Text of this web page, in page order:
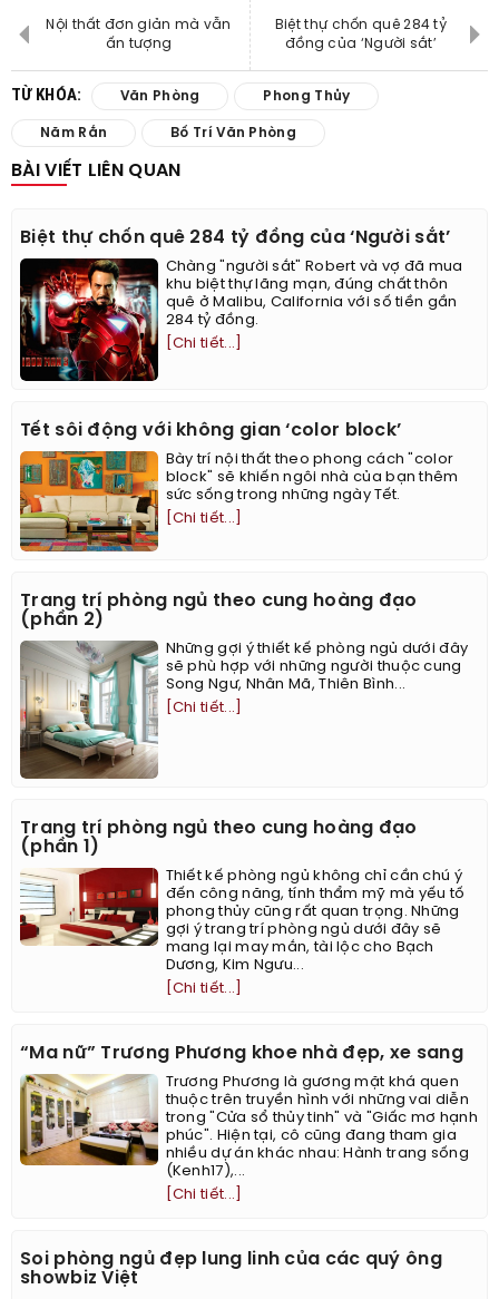
Nội thất đơn giản mà vẫn
ấn tượng
Biệt thự chốn quê 284 tỷ
đồng của ‘Người sắt’
TỪ KHÓA: Văn Phòng Phong Thủy
Năm Rắn Bố Trí Văn Phòng
BÀI VIẾT LIÊN QUAN
Biệt thự chốn quê 284 tỷ đồng của ‘Người sắt’
Chàng "người sắt" Robert và vợ đã mua
khu biệt thự lãng mạn, đúng chất thôn
quê ở Malibu, California với số tiền gần
284 tỷ đồng.
[Chi tiết...]
Tết sôi động với không gian ‘color block’
Bày trí nội thất theo phong cách "color
block" sẽ khiến ngôi nhà của bạn thêm
sức sống trong những ngày Tết.
[Chi tiết...]
Trang trí phòng ngủ theo cung hoàng đạo
(phần 2)
Những gợi ý thiết kế phòng ngủ dưới đây
sẽ phù hợp với những người thuộc cung
Song Ngư, Nhân Mã, Thiên Bình...
[Chi tiết...]
Trang trí phòng ngủ theo cung hoàng đạo
(phần 1)
Thiết kế phòng ngủ không chỉ cần chú ý
đến công năng, tính thẩm mỹ mà yếu tố
phong thủy cũng rất quan trọng. Những
gợi ý trang trí phòng ngủ dưới đây sẽ
mang lại may mắn, tài lộc cho Bạch
Dương, Kim Ngưu...
[Chi tiết...]
“Ma nữ” Trương Phương khoe nhà đẹp, xe sang
Trương Phương là gương mặt khá quen
thuộc trên truyền hình với những vai diễn
trong "Cửa sổ thủy tinh" và "Giấc mơ hạnh
phúc". Hiện tại, cô cũng đang tham gia
nhiều dự án khác nhau: Hành trang sống
(Kenh17),...
[Chi tiết...]
Soi phòng ngủ đẹp lung linh của các quý ông
showbiz Việt